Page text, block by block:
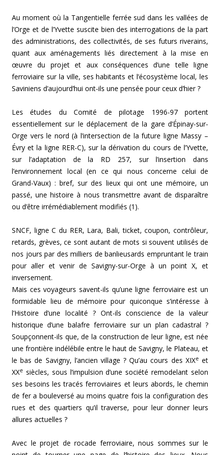
Au moment où la Tangentielle ferrée sud dans les vallées de
l’Orge et de l’Yvette suscite bien des interrogations de la part
des administrations, des collectivités, de ses futurs riverains,
quant aux aménagements liés directement à la mise en
œuvre du projet et aux conséquences d’une telle ligne
ferroviaire sur la ville, ses habitants et l’écosystème local, les
Saviniens d’aujourd’hui ont-ils une pensée pour ceux d’hier ?
Les études du Comité de pilotage 1996-97 portent
essentiellement sur le déplacement de la gare d’Épinay-sur-
Orge vers le nord (à l’intersection de la future ligne Massy –
Évry et la ligne RER-C), sur la dérivation du cours de l’Yvette,
sur l’adaptation de la RD 257, sur l’insertion dans
l’environnement local (en ce qui nous concerne celui de
Grand-Vaux) : bref, sur des lieux qui ont une mémoire, un
passé, une histoire à nous transmettre avant de disparaître
ou d’être irrémédiablement modifiés (1).
SNCF, ligne C du RER, Lara, Bali, ticket, coupon, contrôleur,
retards, grèves, ce sont autant de mots si souvent utilisés de
nos jours par des milliers de banlieusards empruntant le train
pour aller et venir de Savigny-sur-Orge à un point X, et
inversement.
Mais ces voyageurs savent-ils qu’une ligne ferroviaire est un
formidable lieu de mémoire pour quiconque s’intéresse à
l’Histoire d’une localité ? Ont-ils conscience de la valeur
historique d’une balafre ferroviaire sur un plan cadastral ?
Soupçonnent-ils que, de la construction de leur ligne, est née
une frontière indélébile entre le haut de Savigny, le Plateau, et
le bas de Savigny, l’ancien village ? Qu’au cours des XIXe et
XXe siècles, sous l’impulsion d’une société remodelant selon
ses besoins les tracés ferroviaires et leurs abords, le chemin
de fer a bouleversé au moins quatre fois la configuration des
rues et des quartiers qu’il traverse, pour leur donner leurs
allures actuelles ?
Avec le projet de rocade ferroviaire, nous sommes sur le